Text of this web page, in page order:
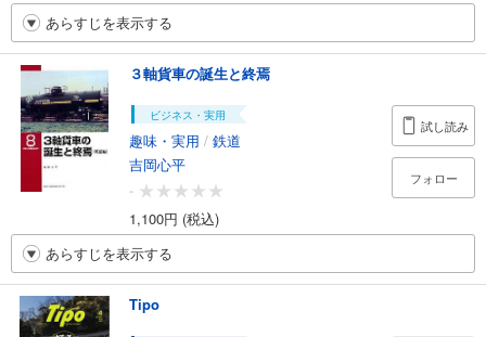
あらすじを表示する
３軸貨車の誕生と終焉
ビジネス・実用
趣味・実用 / 鉄道
吉岡心平
-
1,100円 (税込)
試し読み
フォロー
あらすじを表示する
Tipo